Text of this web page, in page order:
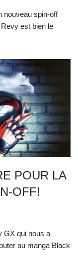
nouveau spin-off
est bien le
POUR LA
OFF!
GX qui nous a
au manga Black